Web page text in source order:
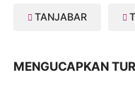
TANJABAR
MENGUCAPKAN